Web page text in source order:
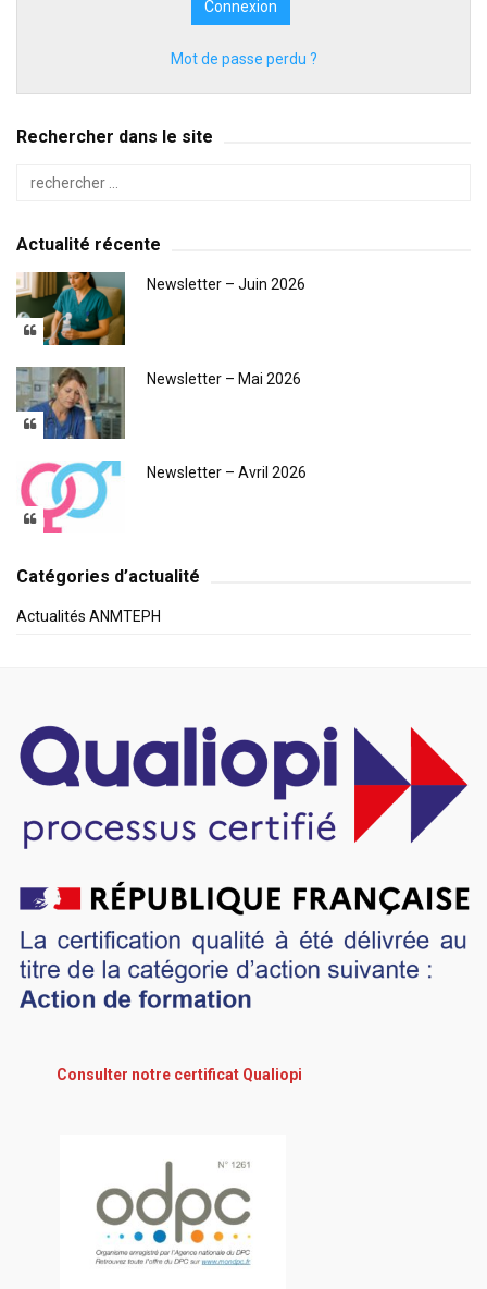
Mot de passe perdu ?
Rechercher dans le site
Actualité récente
Newsletter – Juin 2026
Newsletter – Mai 2026
Newsletter – Avril 2026
Catégories d’actualité
Actualités ANMTEPH
Consulter notre certificat Qualiopi